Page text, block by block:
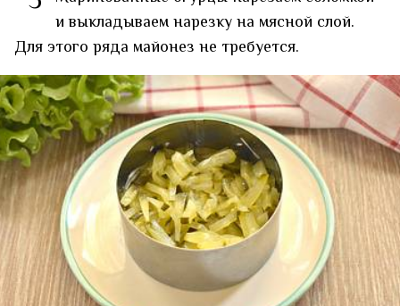
и выкладываем нарезку на мясной слой.
Для этого ряда майонез не требуется.